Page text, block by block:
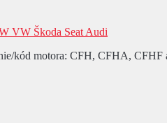
kód motora: CFH, CFHA,